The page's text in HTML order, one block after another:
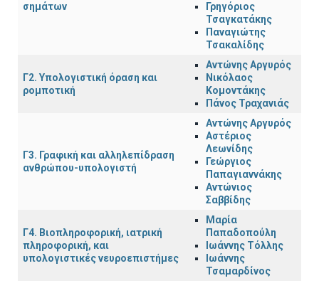
σημάτων
Γρηγόριος
Τσαγκατάκης
Παναγιώτης
Τσακαλίδης
Γ2. Υπολογιστική όραση και
ρομποτική
Αντώνης Αργυρός
Νικόλαος
Κομοντάκης
Πάνος Τραχανιάς
Γ3. Γραφική και αλληλεπίδραση
ανθρώπου-υπολογιστή
Αντώνης Αργυρός
Αστέριος
Λεωνίδης
Γεώργιος
Παπαγιαννάκης
Αντώνιος
Σαββίδης
Γ4. Βιοπληροφορική, ιατρική
πληροφορική, και
υπολογιστικές νευροεπιστήμες
Μαρία
Παπαδοπούλη
Ιωάννης Τόλλης
Ιωάννης
Τσαμαρδίνος